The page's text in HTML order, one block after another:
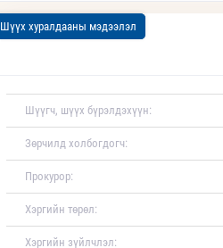
Шүүх хуралдааны мэдээлэл
Шүүгч, шүүх бүрэлдэхүүн:
Зөрчилд холбогдогч:
Прокурор:
Хэргийн төрөл:
Хэргийн зүйлчлэл: